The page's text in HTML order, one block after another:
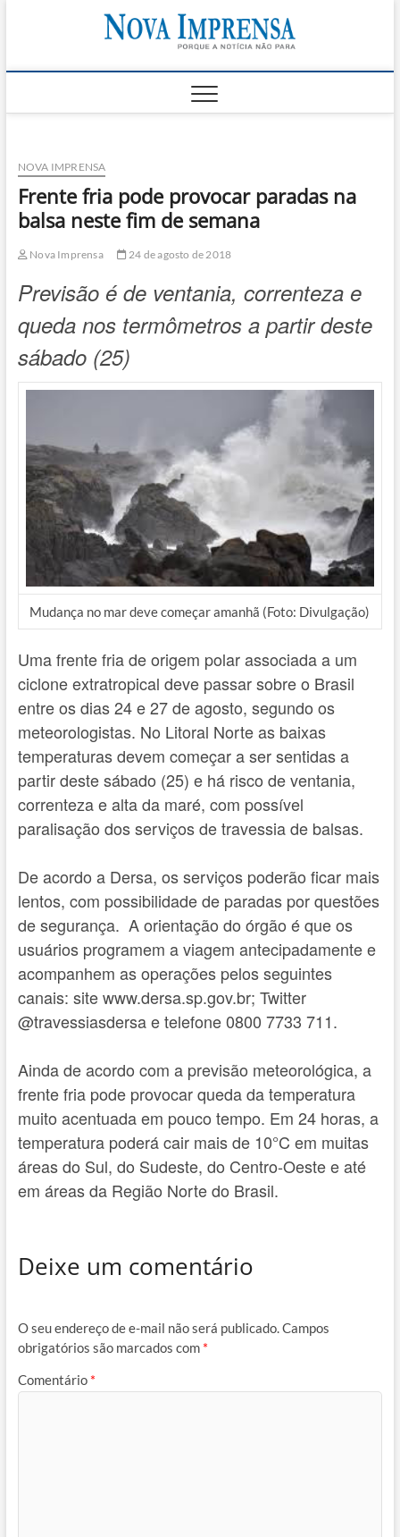
SÃO SEBASTIÃO,
NOVA IMPRENSA
Frente fria pode provocar paradas na
balsa neste fim de semana
Nova Imprensa 24 de agosto de 2018
Previsão é de ventania, correnteza e
queda nos termômetros a partir deste
sábado (25)
Mudança no mar deve começar amanhã (Foto: Divulgação)
Uma frente fria de origem polar associada a um
ciclone extratropical deve passar sobre o Brasil
entre os dias 24 e 27 de agosto, segundo os
meteorologistas. No Litoral Norte as baixas
temperaturas devem começar a ser sentidas a
partir deste sábado (25) e há risco de ventania,
correnteza e alta da maré, com possível
paralisação dos serviços de travessia de balsas.
De acordo a Dersa, os serviços poderão ficar mais
lentos, com possibilidade de paradas por questões
de segurança. A orientação do órgão é que os
usuários programem a viagem antecipadamente e
acompanhem as operações pelos seguintes
canais: site www.dersa.sp.gov.br; Twitter
@travessiasdersa e telefone 0800 7733 711.
Ainda de acordo com a previsão meteorológica, a
frente fria pode provocar queda da temperatura
muito acentuada em pouco tempo. Em 24 horas, a
temperatura poderá cair mais de 10°C em muitas
áreas do Sul, do Sudeste, do Centro-Oeste e até
em áreas da Região Norte do Brasil.
Deixe um comentário
O seu endereço de e-mail não será publicado.Campos
obrigatórios são marcados com *
Comentário *